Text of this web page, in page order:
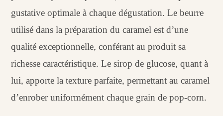
gustative optimale à chaque dégustation. Le beurre
utilisé dans la préparation du caramel est d’une
qualité exceptionnelle, conférant au produit sa
richesse caractéristique. Le sirop de glucose, quant à
lui, apporte la texture parfaite, permettant au caramel
d’enrober uniformément chaque grain de pop-corn.